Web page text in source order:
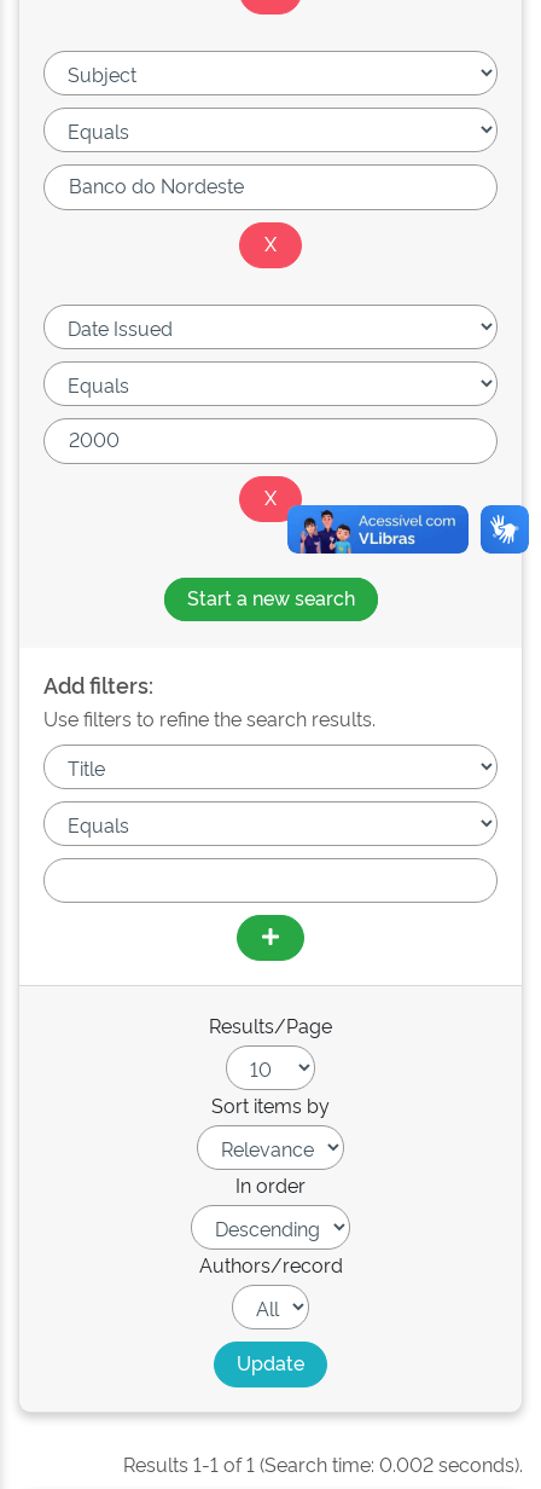
Start a new search
Add filters:
Use filters to refine the search results.
Results/Page
Sort items by
In order
Authors/record
Results 1-1 of 1 (Search time: 0.002 seconds).